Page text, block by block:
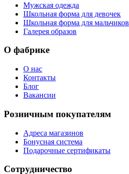
Мужская одежда
Школьная форма для девочек
Школьная форма для мальчиков
Галерея образов
О фабрике
О нас
Контакты
Блог
Вакансии
Розничным покупателям
Адреса магазинов
Бонусная система
Подарочные сертификаты
Сотрудничество